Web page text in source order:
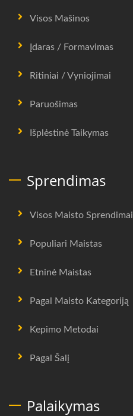
Visos Mašinos
Įdaras / Formavimas
Ritiniai / Vyniojimai
Paruošimas
Išplėstinė Taikymas
Sprendimas
Visos Maisto Sprendimai
Populiari Maistas
Etninė Maistas
Pagal Maisto Kategoriją
Kepimo Metodai
Pagal Šalį
Palaikymas